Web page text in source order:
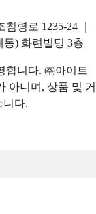
령로 1235-24 ｜
동) 화련빌딩 3층
합니다. ㈜아이트
아니며, 상품 및 거
니다.